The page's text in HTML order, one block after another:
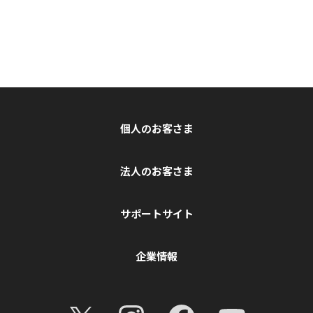
個人のお客さま
法人のお客さま
サポートサイト
企業情報